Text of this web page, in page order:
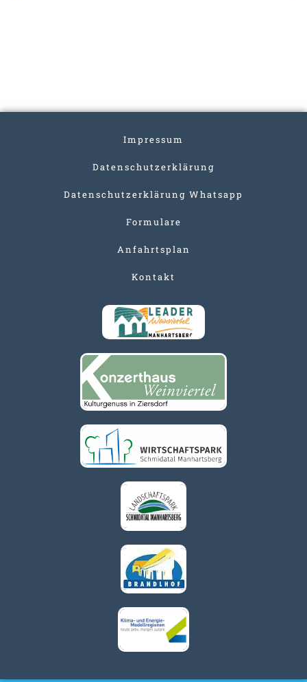
Impressum
Datenschutzerklärung
Datenschutzerklärung Whatsapp
Formulare
Anfahrtsplan
Kontakt